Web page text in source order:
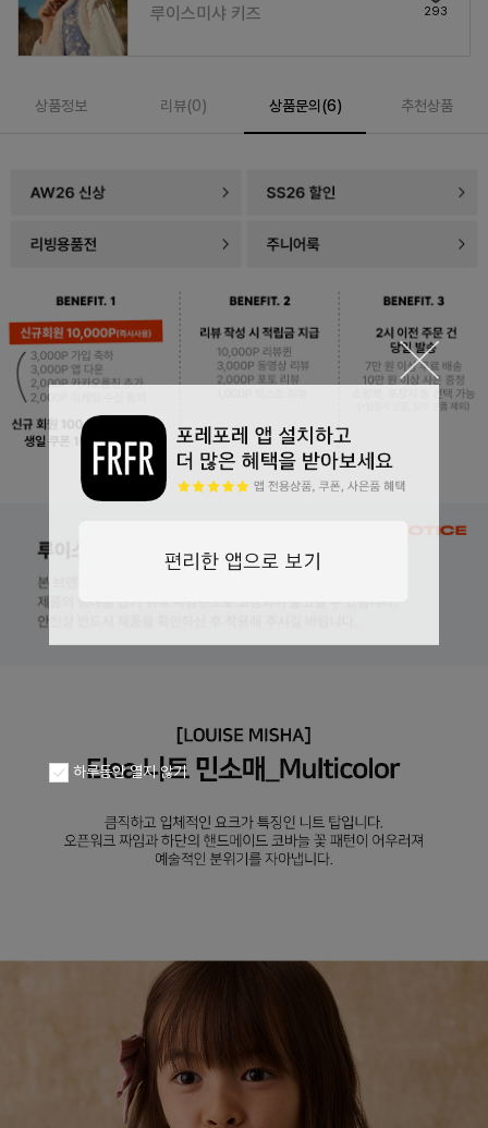
루이스미샤 키즈 293
상품정보 리뷰(0) 상품문의(6) 추천상품
하루동안 열지 않기